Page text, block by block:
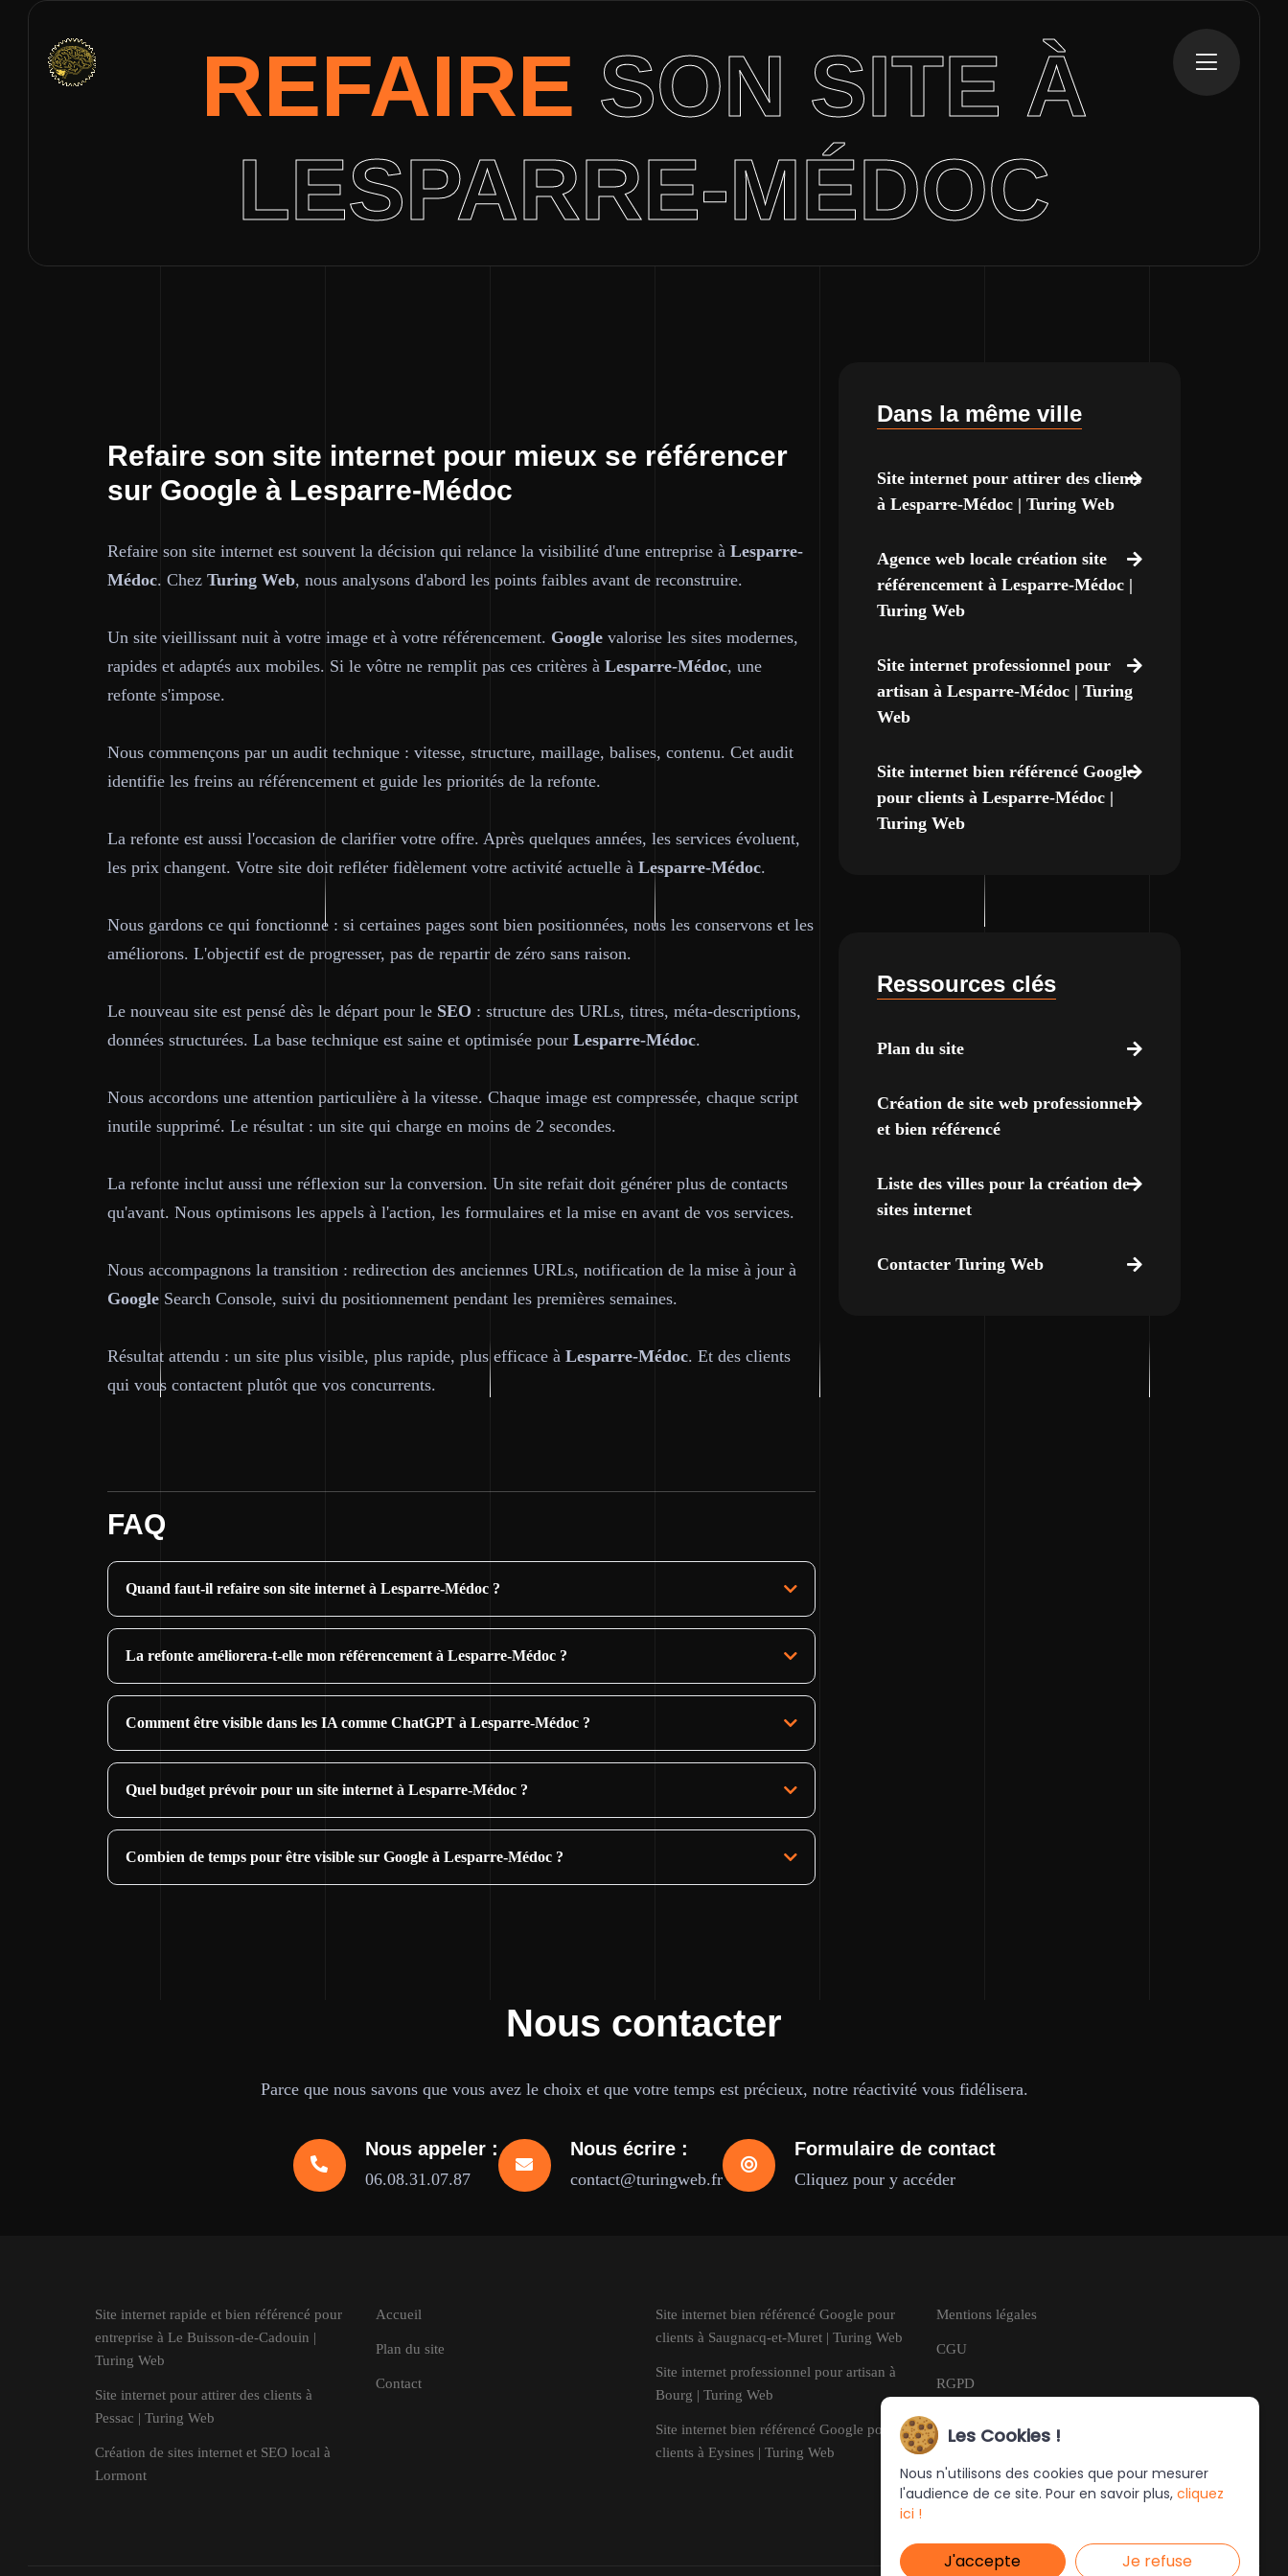
REFAIRE SON SITE À
LESPARRE-MÉDOC
Refaire son site internet pour mieux se référencer
sur Google à Lesparre-Médoc
Refaire son site internet est souvent la décision qui relance la visibilité d'une entreprise à Lesparre-
Médoc. Chez Turing Web, nous analysons d'abord les points faibles avant de reconstruire.
Un site vieillissant nuit à votre image et à votre référencement. Google valorise les sites modernes,
rapides et adaptés aux mobiles. Si le vôtre ne remplit pas ces critères à Lesparre-Médoc, une
refonte s'impose.
Nous commençons par un audit technique : vitesse, structure, maillage, balises, contenu. Cet audit
identifie les freins au référencement et guide les priorités de la refonte.
La refonte est aussi l'occasion de clarifier votre offre. Après quelques années, les services évoluent,
les prix changent. Votre site doit refléter fidèlement votre activité actuelle à Lesparre-Médoc.
Nous gardons ce qui fonctionne : si certaines pages sont bien positionnées, nous les conservons et les
améliorons. L'objectif est de progresser, pas de repartir de zéro sans raison.
Le nouveau site est pensé dès le départ pour le SEO : structure des URLs, titres, méta-descriptions,
données structurées. La base technique est saine et optimisée pour Lesparre-Médoc.
Nous accordons une attention particulière à la vitesse. Chaque image est compressée, chaque script
inutile supprimé. Le résultat : un site qui charge en moins de 2 secondes.
La refonte inclut aussi une réflexion sur la conversion. Un site refait doit générer plus de contacts
qu'avant. Nous optimisons les appels à l'action, les formulaires et la mise en avant de vos services.
Nous accompagnons la transition : redirection des anciennes URLs, notification de la mise à jour à
Google Search Console, suivi du positionnement pendant les premières semaines.
Résultat attendu : un site plus visible, plus rapide, plus efficace à Lesparre-Médoc. Et des clients
qui vous contactent plutôt que vos concurrents.
FAQ
Quand faut-il refaire son site internet à Lesparre-Médoc ?
La refonte améliorera-t-elle mon référencement à Lesparre-Médoc ?
Comment être visible dans les IA comme ChatGPT à Lesparre-Médoc ?
Quel budget prévoir pour un site internet à Lesparre-Médoc ?
Combien de temps pour être visible sur Google à Lesparre-Médoc ?
Dans la même ville
Site internet pour attirer des clients
à Lesparre-Médoc | Turing Web
Agence web locale création site
référencement à Lesparre-Médoc |
Turing Web
Site internet professionnel pour
artisan à Lesparre-Médoc | Turing
Web
Site internet bien référencé Google
pour clients à Lesparre-Médoc |
Turing Web
Ressources clés
Plan du site
Création de site web professionnel
et bien référencé
Liste des villes pour la création de
sites internet
Contacter Turing Web
Nous contacter
Parce que nous savons que vous avez le choix et que votre temps est précieux, notre réactivité vous fidélisera.
Nous appeler :
06.08.31.07.87
Nous écrire :
contact@turingweb.fr
Formulaire de contact
Cliquez pour y accéder
Site internet rapide et bien référencé pour
entreprise à Le Buisson-de-Cadouin |
Turing Web
Site internet pour attirer des clients à
Pessac | Turing Web
Création de sites internet et SEO local à
Lormont
Accueil
Plan du site
Contact
Site internet bien référencé Google pour
clients à Saugnacq-et-Muret | Turing Web
Site internet professionnel pour artisan à
Bourg | Turing Web
Site internet bien référencé Google pour
clients à Eysines | Turing Web
Mentions légales
CGU
RGPD
Les Cookies !
Nous n'utilisons des cookies que pour mesurer
l'audience de ce site. Pour en savoir plus, cliquez
ici !
J'accepte Je refuse